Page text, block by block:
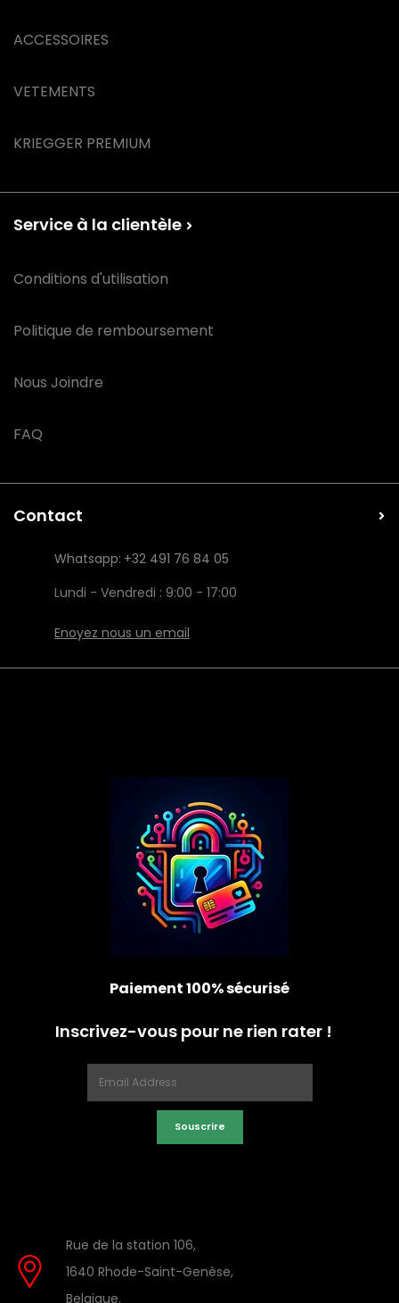
ACCESSOIRES
VETEMENTS
KRIEGGER PREMIUM
Service à la clientèle
Conditions d'utilisation
Politique de remboursement
Nous Joindre
FAQ
Paiement 100% sécurisé
Inscrivez-vous pour ne rien rater !
Souscrire
Rue de la station 106,
1640 Rhode-Saint-Genèse,
Belgique.
Contact
Whatsapp: +32 491 76 84 05
Enoyez nous un email
Lundi - Vendredi : 9:00 - 17:00